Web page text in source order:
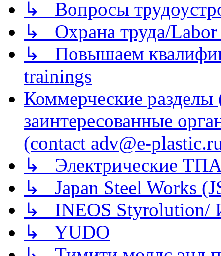
↳ Вопросы
↳ Охрана труда/Labor
↳ Повышаем
trainings
Коммерческие
заинтересованные
(contact adv@e-
↳ Электрические
↳ Japan Steel Works
↳ INEOS
↳ YUDO